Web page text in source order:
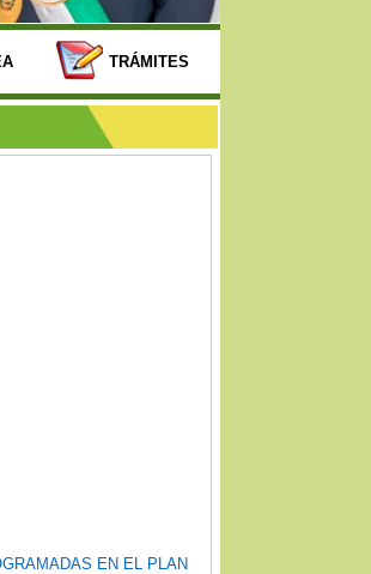
TRÁMITES
EN EL PLAN